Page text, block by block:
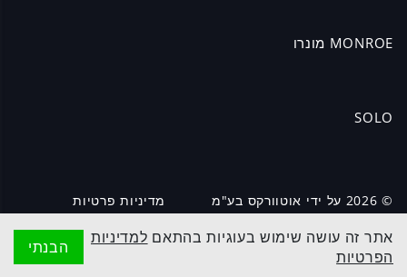
MONROE מונרו
SOLO
©️ 2026 על ידי אוטוורקס בע"מ
מדיניות פרטיות
Created by LTU
אתר זה עושה שימוש בעוגיות בהתאם למדיניות
הפרטיות
הבנתי